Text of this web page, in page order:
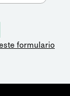
formulario